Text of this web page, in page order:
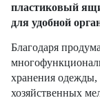
пластиковый
для удобной
Благодаря
хранения одежды,
хозяйственных